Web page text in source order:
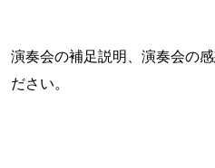
演奏会の補足説明、演奏会の
ださい。